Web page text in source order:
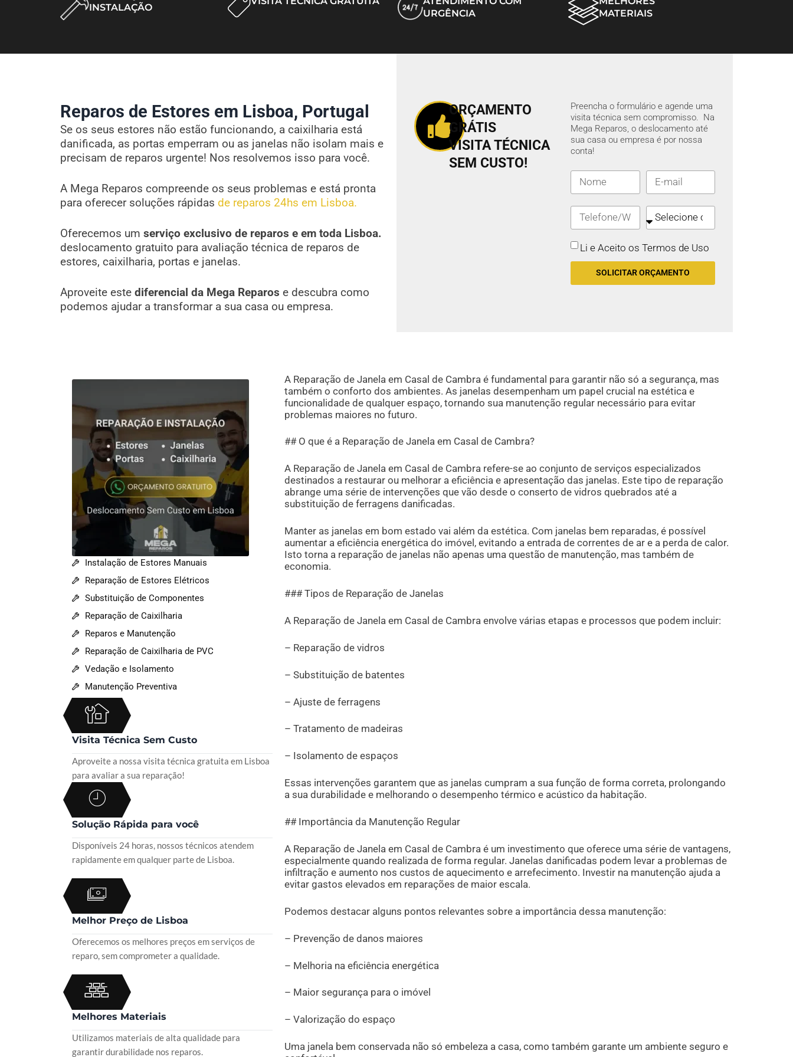
INSTALAÇÃO
URGÊNCIA
MATERIAIS
Reparos de Estores em Lisboa, Portugal
Se os seus estores não estão funcionando, a caixilharia está
danificada, as portas emperram ou as janelas não isolam mais e
precisam de reparos urgente! Nos resolvemos isso para você.
A Mega Reparos compreende os seus problemas e está pronta
para oferecer soluções rápidas de reparos 24hs em Lisboa.
Oferecemos um serviço exclusivo de reparos e em toda Lisboa.
deslocamento gratuito para avaliação técnica de reparos de
estores, caixilharia, portas e janelas.
Aproveite este diferencial da Mega Reparos e descubra como
podemos ajudar a transformar a sua casa ou empresa.
ORÇAMENTO
GRÁTIS
VISITA TÉCNICA
SEM CUSTO!
Preencha o formulário e agende uma
visita técnica sem compromisso. Na
Mega Reparos, o deslocamento até
sua casa ou empresa é por nossa
conta!
Li e Aceito os Termos de Uso
SOLICITAR ORÇAMENTO
Instalação de Estores Manuais
Reparação de Estores Elétricos
Substituição de Componentes
Reparação de Caixilharia
Reparos e Manutenção
Reparação de Caixilharia de PVC
Vedação e Isolamento
Manutenção Preventiva
Visita Técnica Sem Custo
Aproveite a nossa visita técnica gratuita em Lisboa
para avaliar a sua reparação!
Solução Rápida para você
Disponíveis 24 horas, nossos técnicos atendem
rapidamente em qualquer parte de Lisboa.
Melhor Preço de Lisboa
Oferecemos os melhores preços em serviços de
reparo, sem comprometer a qualidade.
Melhores Materiais
Utilizamos materiais de alta qualidade para
garantir durabilidade nos reparos.
A Reparação de Janela em Casal de Cambra é fundamental para garantir não só a segurança, mas
também o conforto dos ambientes. As janelas desempenham um papel crucial na estética e
funcionalidade de qualquer espaço, tornando sua manutenção regular necessário para evitar
problemas maiores no futuro.
## O que é a Reparação de Janela em Casal de Cambra?
A Reparação de Janela em Casal de Cambra refere-se ao conjunto de serviços especializados
destinados a restaurar ou melhorar a eficiência e apresentação das janelas. Este tipo de reparação
abrange uma série de intervenções que vão desde o conserto de vidros quebrados até a
substituição de ferragens danificadas.
Manter as janelas em bom estado vai além da estética. Com janelas bem reparadas, é possível
aumentar a eficiência energética do imóvel, evitando a entrada de correntes de ar e a perda de calor.
Isto torna a reparação de janelas não apenas uma questão de manutenção, mas também de
economia.
### Tipos de Reparação de Janelas
A Reparação de Janela em Casal de Cambra envolve várias etapas e processos que podem incluir:
– Reparação de vidros
– Substituição de batentes
– Ajuste de ferragens
– Tratamento de madeiras
– Isolamento de espaços
Essas intervenções garantem que as janelas cumpram a sua função de forma correta, prolongando
a sua durabilidade e melhorando o desempenho térmico e acústico da habitação.
## Importância da Manutenção Regular
A Reparação de Janela em Casal de Cambra é um investimento que oferece uma série de vantagens,
especialmente quando realizada de forma regular. Janelas danificadas podem levar a problemas de
infiltração e aumento nos custos de aquecimento e arrefecimento. Investir na manutenção ajuda a
evitar gastos elevados em reparações de maior escala.
Podemos destacar alguns pontos relevantes sobre a importância dessa manutenção:
– Prevenção de danos maiores
– Melhoria na eficiência energética
– Maior segurança para o imóvel
– Valorização do espaço
Uma janela bem conservada não só embeleza a casa, como também garante um ambiente seguro e